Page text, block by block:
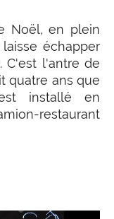
Noël, en plein
échapper
C'est l'antre de
quatre ans que
installé en
restaurant